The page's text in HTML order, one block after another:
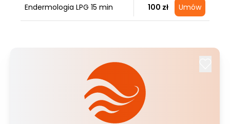
Endermologia LPG 15 min 100 zł Umów